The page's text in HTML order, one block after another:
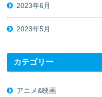
2023年6月
2023年5月
カテゴリー
アニメ&映画